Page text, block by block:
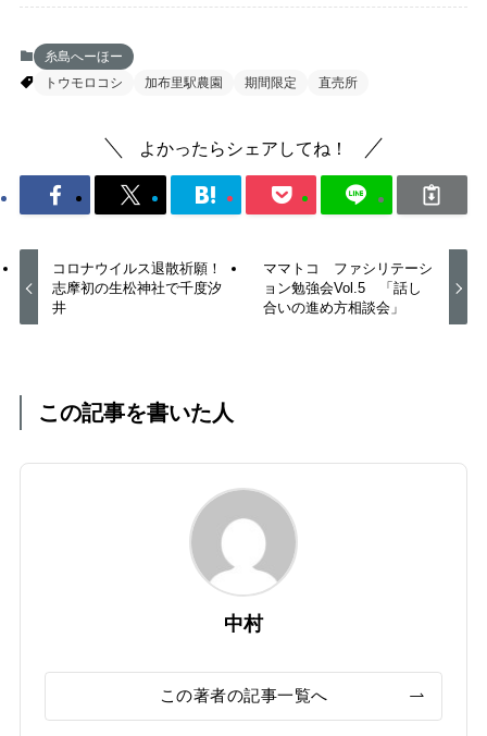
糸島へーほー
トウモロコシ
加布里駅農園 期間限定 直売所
よかったらシェアしてね！
コロナウイルス退散祈願！
志摩初の生松神社で千度汐
井
ママトコ ファシリテーシ
ョン勉強会Vol.5 「話し
合いの進め方相談会」
この記事を書いた人
中村
この著者の記事一覧へ